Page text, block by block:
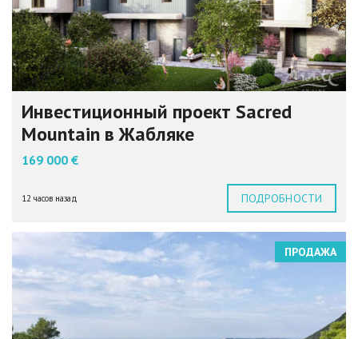
Инвестиционный проект Sacred
Mountain в Жабляке
169 000 €
12 часов назад ПОДРОБНОСТИ
ПРОДАЖА